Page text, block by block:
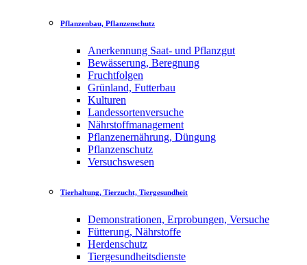
Pflanzenbau, Pflanzenschutz
Anerkennung Saat- und Pflanzgut
Bewässerung, Beregnung
Fruchtfolgen
Grünland, Futterbau
Kulturen
Landessortenversuche
Nährstoffmanagement
Pflanzenernährung, Düngung
Pflanzenschutz
Versuchswesen
Tierhaltung, Tierzucht, Tiergesundheit
Demonstrationen, Erprobungen, Versuche
Fütterung, Nährstoffe
Herdenschutz
Tiergesundheitsdienste